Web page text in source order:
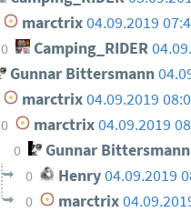
marctrix04.09.2019
0 Camping_RIDER
Gunnar Bittersmann
marctrix04.09.2019
0 marctrix04.09.2019
0 Gunnar Bittersmann
0 Henry 04.09.2019
0 marctrix